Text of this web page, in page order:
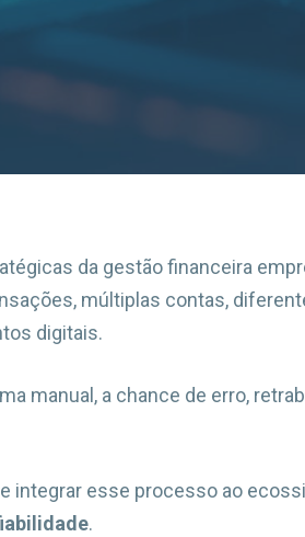
da gestão financeira
múltiplas contas,
digitais.
manual, a chance de erro,
integrar esse processo ao
.